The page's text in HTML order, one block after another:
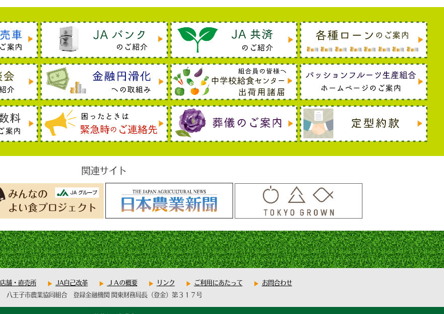
関連サイト
店舗・直売所 JA自己改革 ＪＡの概要 リンク ご利用にあたって
お問合わせ
八王子市農業協同組合 登録金融機関 関東財務局長（登金）第３１７号